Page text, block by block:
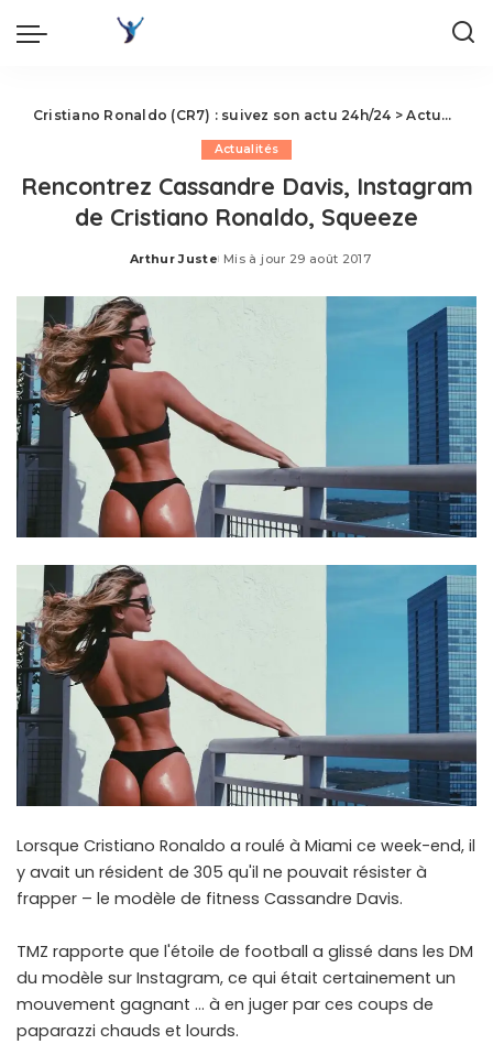
Cristiano Ronaldo (CR7) : suivez son actu 24h/24 >Actualités
Actualités
Rencontrez Cassandre Davis, Instagram
de Cristiano Ronaldo, Squeeze
Posted
Arthur Juste Mis à jour 29 août 2017
Lorsque Cristiano Ronaldo a roulé à Miami ce week-end, il
y avait un résident de 305 qu'il ne pouvait résister à
frapper – le modèle de fitness Cassandre Davis.
TMZ rapporte que l'étoile de football a glissé dans les DM
du modèle sur Instagram, ce qui était certainement un
mouvement gagnant … à en juger par ces coups de
paparazzi chauds et lourds.